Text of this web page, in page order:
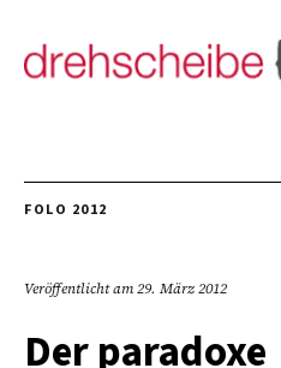
FOLO 2012
Veröffentlicht am29. März 2012
Der paradoxe